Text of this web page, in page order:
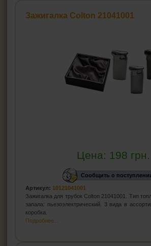
Зажигалка Colton 21041001
Цена: 198 грн.
Сообщить о
Артикул: 10121041001
Зажигалка для трубок Colton 21041001. Тип
запала: пьезоэлектрический. 3 вида в
коробка.
Подробнее...
Чистка-тройник для трубок
Средства для ухода за трубкой
СИГАРЫ, СИГАРИЛЛЫ И ВСЁ
HEADSHOP (ХЭДШОП)